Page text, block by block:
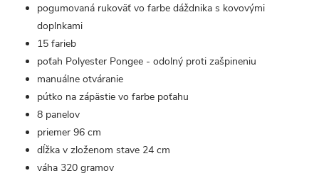
pogumovaná rukoväť vo farbe dáždnika s kovovými
doplnkami
15 farieb
poťah Polyester Pongee - odolný proti zašpineniu
manuálne otváranie
pútko na zápästie vo farbe poťahu
8 panelov
priemer 96 cm
dĺžka v zloženom stave 24 cm
váha 320 gramov